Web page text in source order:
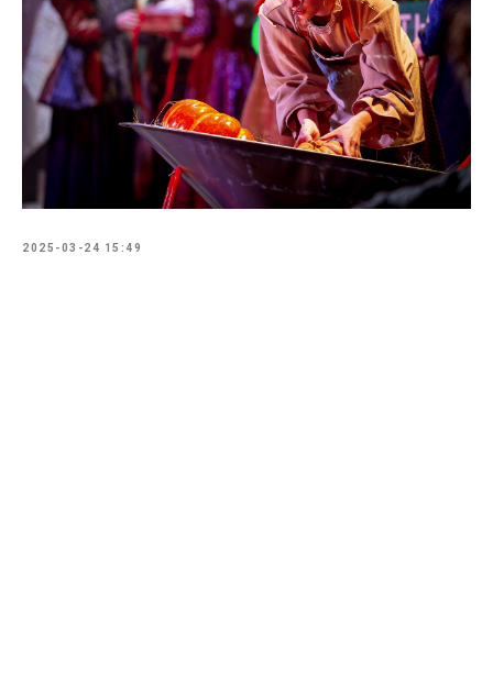
2025-03-24 15:49